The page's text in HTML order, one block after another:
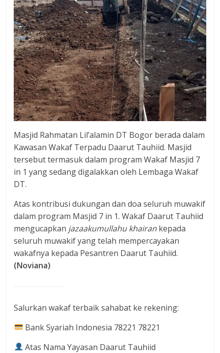
Masjid Rahmatan Lil’alamin DT Bogor berada dalam
Kawasan Wakaf Terpadu Daarut Tauhiid. Masjid
tersebut termasuk dalam program Wakaf Masjid 7
in 1 yang sedang digalakkan oleh Lembaga Wakaf
DT.
Atas kontribusi dukungan dan doa seluruh muwakif
dalam program Masjid 7 in 1. Wakaf Daarut Tauhiid
mengucapkan jazaakumullahu khairan kepada
seluruh muwakif yang telah mempercayakan
wakafnya kepada Pesantren Daarut Tauhiid.
(Noviana)
Salurkan wakaf terbaik sahabat ke rekening:
Bank Syariah Indonesia 78221 78221
Atas Nama Yayasan Daarut Tauhiid